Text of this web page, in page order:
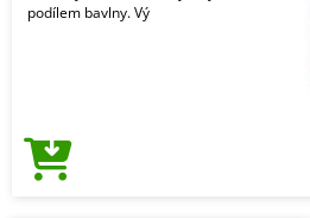
podílem bavlny. Vý